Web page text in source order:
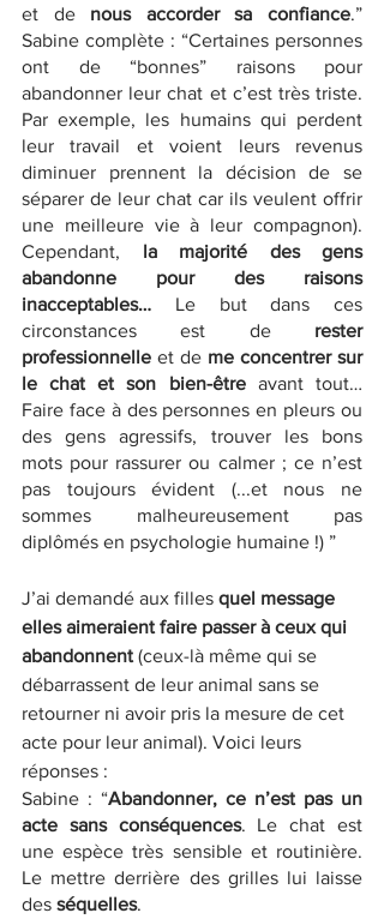
et de nous accorder sa confiance.”
Sabine complète : “Certaines personnes
ont de “bonnes” raisons pour
abandonner leur chat et c’est très triste.
Par exemple, les humains qui perdent
leur travail et voient leurs revenus
diminuer prennent la décision de se
séparer de leur chat car ils veulent offrir
une meilleure vie à leur compagnon).
Cependant, la majorité des gens
abandonne pour des raisons
inacceptables… Le but dans ces
circonstances est de rester
professionnelle et de me concentrer sur
le chat et son bien-être avant tout…
Faire face à des personnes en pleurs ou
des gens agressifs, trouver les bons
mots pour rassurer ou calmer ; ce n’est
pas toujours évident (...et nous ne
sommes malheureusement pas
diplômés en psychologie humaine !) ”
J’ai demandé aux filles quel message
elles aimeraient faire passer à ceux qui
abandonnent (ceux-là même qui se
débarrassent de leur animal sans se
retourner ni avoir pris la mesure de cet
acte pour leur animal). Voici leurs
réponses :
Sabine : “Abandonner, ce n’est pas un
acte sans conséquences. Le chat est
une espèce très sensible et routinière.
Le mettre derrière des grilles lui laisse
des séquelles.